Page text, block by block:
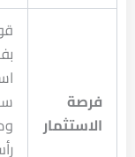
فرصة
الاستثمار